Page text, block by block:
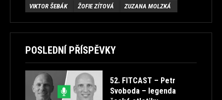
VIKTOR ŠEBÁK
ŽOFIE ZÍTOVÁ ZUZANA MOLZKÁ
POSLEDNÍ PŘÍSPĚVKY
52. FITCAST – Petr
Svoboda – legenda